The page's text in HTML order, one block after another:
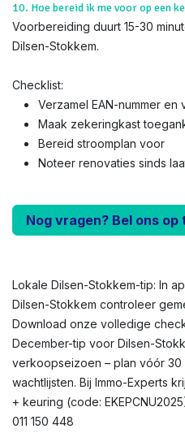
10. Hoe bereid ik me voor op een
Voorbereiding duurt 15-30
Dilsen-Stokkem.
Checklist:
Verzamel EAN-nummer en
Maak zekeringkast
Bereid stroomplan voor
Noteer renovaties sinds
Nog vragen? Bel ons
Lokale Dilsen-Stokkem-tip: In
Dilsen-Stokkem controleer
Download onze volledige
December-tip voor Dilsen-
verkoopseizoen – plan vóór
wachtlijsten. Bij Immo-Experts
+ keuring (code:
011 150 448